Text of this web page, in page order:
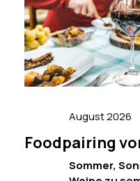
August 2026
Foodpairing
Sommer,